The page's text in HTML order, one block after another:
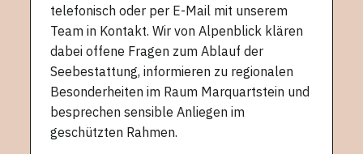
telefonisch oder per E-Mail mit unserem
Team in Kontakt. Wir von Alpenblick klären
dabei offene Fragen zum Ablauf der
Seebestattung, informieren zu regionalen
Besonderheiten im Raum Marquartstein und
besprechen sensible Anliegen im
geschützten Rahmen.